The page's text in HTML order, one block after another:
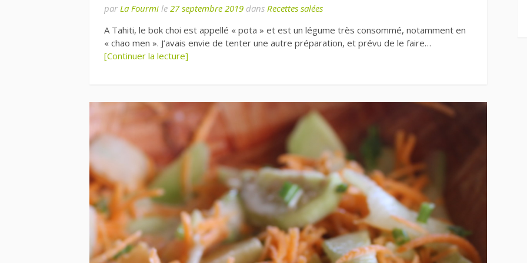
par La Fourmi le 27 septembre 2019 dans Recettes salées
A Tahiti, le bok choi est appellé « pota » et est un légume très consommé, notamment en
« chao men ». J’avais envie de tenter une autre préparation, et prévu de le faire…
[Continuer la lecture]